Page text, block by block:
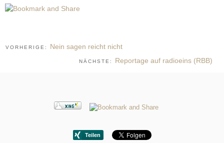
VORHERIGE: Nein sagen reicht nicht
NÄCHSTE: Reportage auf radioeins (RBB)